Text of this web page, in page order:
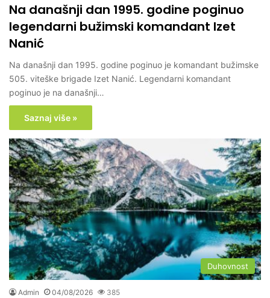
Na današnji dan 1995. godine poginuo
legendarni bužimski komandant Izet
Nanić
Na današnji dan 1995. godine poginuo je komandant bužimske
505. viteške brigade Izet Nanić. Legendarni komandant
poginuo je na današnji…
Saznaj više »
Duhovnost
Admin 04/08/2026 385